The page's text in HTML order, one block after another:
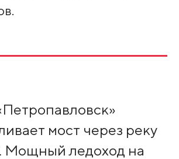
мост через реку
Мощный ледоход на